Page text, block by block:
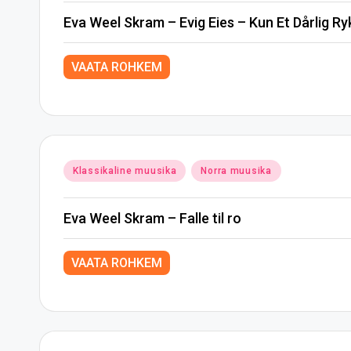
Eva Weel Skram – Evig Eies – Kun Et Dårlig
VAATA ROHKEM
Posted
Klassikaline muusika Norra muusika
Eva Weel Skram – Falle til ro
VAATA ROHKEM